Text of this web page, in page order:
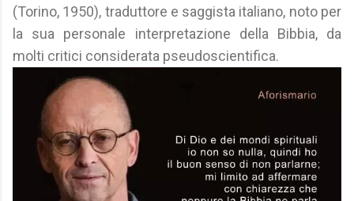
(Torino, 1950), traduttore e saggista italiano, noto per
la sua personale interpretazione della Bibbia, da
molti critici considerata pseudoscientifica.